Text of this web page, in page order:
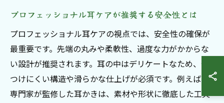
プロフェッショナル耳ケアが推奨する安全性とは
プロフェッショナル耳ケアの視点では、安全性の確保が
最重要です。先端の丸みや柔軟性、過度な力がかからな
い設計が推奨されます。耳の中はデリケートなため、傷
つけにくい構造や滑らかな仕上げが必須です。例えば、
専門家が監修した耳かきは、素材や形状に徹底した工夫